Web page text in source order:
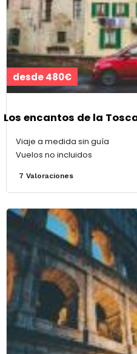
desde 480€
Los encantos de la
Viaje a medida sin guía
Vuelos no incluidos
7 Valoraciones